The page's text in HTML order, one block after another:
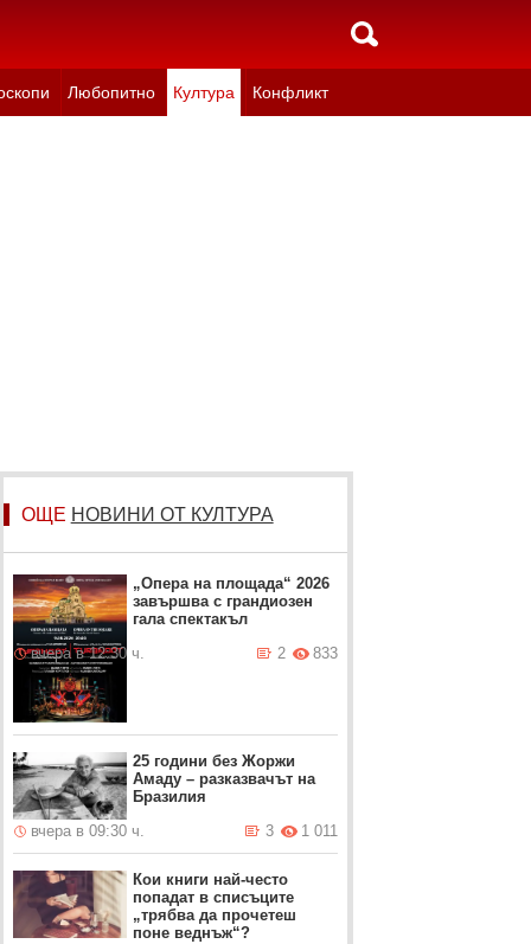
Любопитно Култура Конфликт
ОЩЕ НОВИНИ ОТ КУЛТУРА
„Опера на площада“ 2026
завършва с грандиозен
гала спектакъл
вчера в 12:30 ч.
833
2
25 години без Жоржи
Амаду – разказвачът на
Бразилия
вчера в 09:30 ч.
1 011
3
Кои книги най-често
попадат в списъците
„трябва да прочетеш
поне веднъж“?